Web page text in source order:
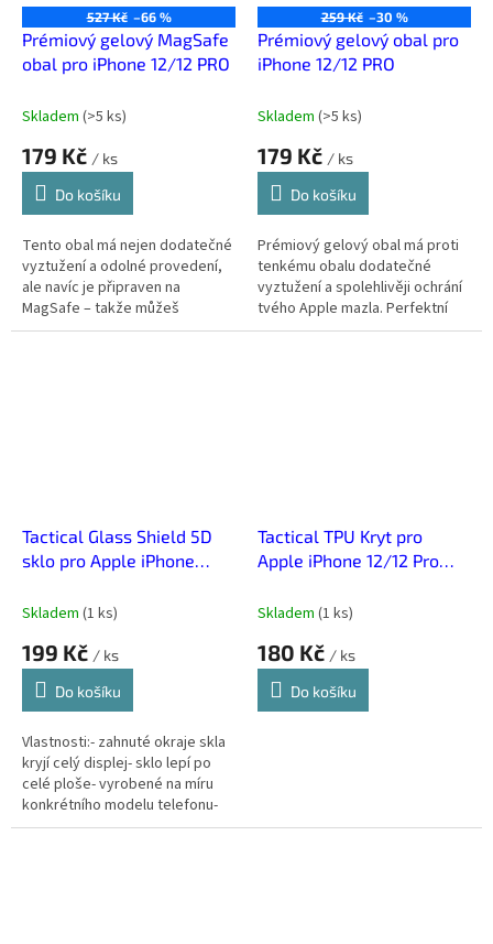
527 Kč –66 %
Prémiový gelový MagSafe
obal pro iPhone 12/12 PRO
Skladem (>5 ks)
179 Kč / ks
Do košíku
Tento obal má nejen dodatečné
vyztužení a odolné provedení,
ale navíc je připraven na
MagSafe – takže můžeš
používat veškeré MagSafe
259 Kč –30 %
Prémiový gelový obal pro
iPhone 12/12 PRO
Skladem (>5 ks)
179 Kč / ks
Do košíku
Prémiový gelový obal má proti
tenkému obalu dodatečné
vyztužení a spolehlivěji ochrání
tvého Apple mazla. Perfektní
poměr ceny a výkonu.
Tactical Glass Shield 5D
sklo pro Apple iPhone
Skladem (1 ks)
199 Kč / ks
Do košíku
Vlastnosti:- zahnuté okraje skla
kryjí celý displej- sklo lepí po
celé ploše- vyrobené na míru
konkrétního modelu telefonu-
vysoká odolnost proti
Tactical TPU Kryt pro
Apple iPhone 12/12 Pro
Skladem (1 ks)
180 Kč / ks
Do košíku